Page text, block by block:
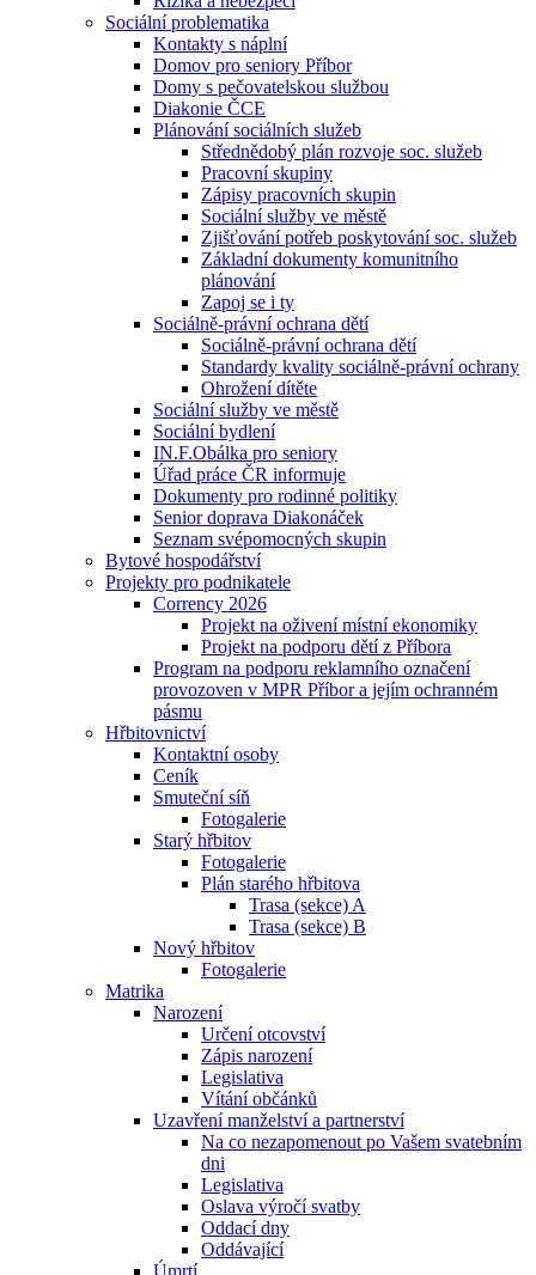
Sociální problematika
Kontakty s náplní
Domov pro seniory Příbor
Domy s pečovatelskou službou
Diakonie ČCE
Plánování sociálních služeb
Střednědobý plán rozvoje soc. služeb
Pracovní skupiny
Zápisy pracovních skupin
Sociální služby ve městě
Zjišťování potřeb poskytování soc. služeb
Základní dokumenty komunitního
plánování
Zapoj se i ty
Sociálně-právní ochrana dětí
Sociálně-právní ochrana dětí
Standardy kvality sociálně-právní ochrany
Ohrožení dítěte
Sociální služby ve městě
Sociální bydlení
IN.F.Obálka pro seniory
Úřad práce ČR informuje
Dokumenty pro rodinné politiky
Senior doprava Diakonáček
Seznam svépomocných skupin
Bytové hospodářství
Projekty pro podnikatele
Corrency 2026
Projekt na oživení místní ekonomiky
Projekt na podporu dětí z Příbora
Program na podporu reklamního označení
provozoven v MPR Příbor a jejím ochranném
pásmu
Hřbitovnictví
Kontaktní osoby
Ceník
Smuteční síň
Fotogalerie
Starý hřbitov
Fotogalerie
Plán starého hřbitova
Trasa (sekce) A
Trasa (sekce) B
Nový hřbitov
Fotogalerie
Matrika
Narození
Určení otcovství
Zápis narození
Legislativa
Vítání občánků
Uzavření manželství a partnerství
Na co nezapomenout po Vašem svatebním
dni
Legislativa
Oslava výročí svatby
Oddací dny
Oddávající
Úmrtí